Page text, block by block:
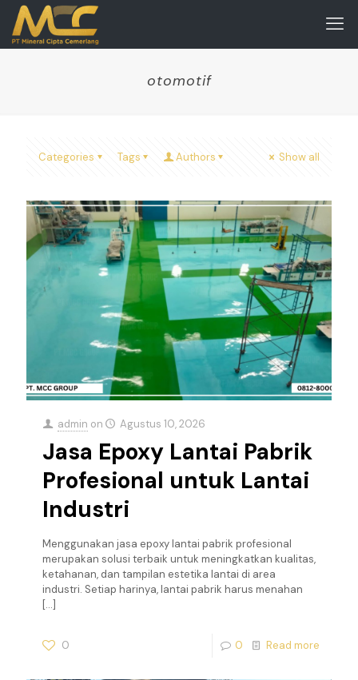
otomotif
Categories Tags Authors Show all
admin on Agustus 10, 2026
Jasa Epoxy Lantai Pabrik
Profesional untuk Lantai
Industri
Menggunakan jasa epoxy lantai pabrik profesional
merupakan solusi terbaik untuk meningkatkan kualitas,
ketahanan, dan tampilan estetika lantai di area
industri. Setiap harinya, lantai pabrik harus menahan
[…]
0 0 Read more